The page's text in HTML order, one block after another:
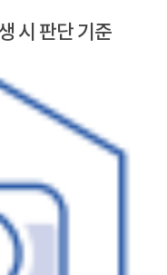
시 판단 기준